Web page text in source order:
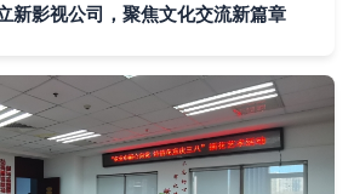
新影视公司，聚焦文化交流新篇章